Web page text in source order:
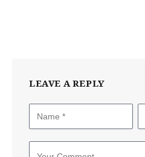
LEAVE A REPLY